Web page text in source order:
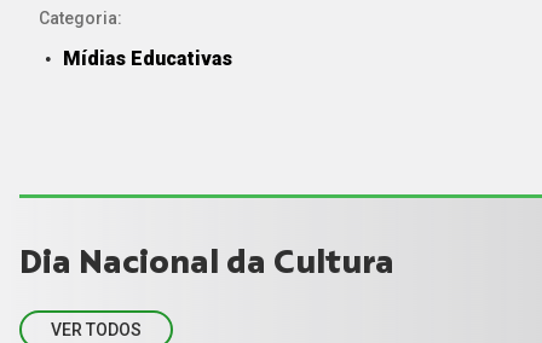
Categoria:
Mídias Educativas
Dia Nacional da Cultura
VER TODOS